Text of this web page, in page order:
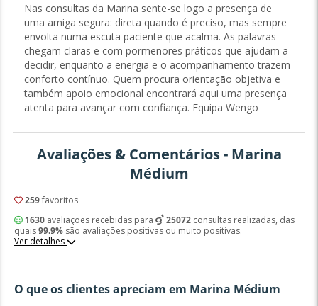
Nas consultas da Marina sente-se logo a presença de
uma amiga segura: direta quando é preciso, mas sempre
envolta numa escuta paciente que acalma. As palavras
chegam claras e com pormenores práticos que ajudam a
decidir, enquanto a energia e o acompanhamento trazem
conforto contínuo. Quem procura orientação objetiva e
também apoio emocional encontrará aqui uma presença
atenta para avançar com confiança. Equipa Wengo
Avaliações & Comentários - Marina
Médium
259favoritos
1630avaliações recebidas para 25072consultas realizadas, das
quais99.9%são avaliações positivas ou muito positivas.
Ver detalhes
O que os clientes apreciam em Marina Médium